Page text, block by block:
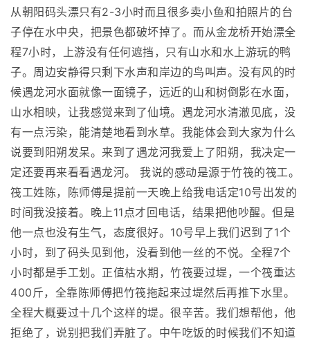
从朝阳码头漂只有2-3小时而且很多卖小鱼和拍照片的台
子停在水中央，把景色都破坏掉了。而从金龙桥开始漂全
程7小时，上游没有任何遮挡，只有山水和水上游玩的鸭
子。周边安静得只剩下水声和岸边的鸟叫声。没有风的时
候遇龙河水面就像一面镜子，远近的山和树倒影在水面，
山水相映，让我感觉来到了仙境。遇龙河水清澈见底，没
有一点污染，能清楚地看到水草。我能体会到大家为什么
说要到阳朔发呆。来到了遇龙河我爱上了阳朔，我决定一
定还要再来看看遇龙河。 我说的感动是源于竹筏的筏工。
筏工姓陈，陈师傅是提前一天晚上给我电话定10号出发的
时间我没接着。晚上11点才回电话，结果把他吵醒。但是
他一点也没有生气，态度很好。10号早上我们迟到了1个
小时，到了码头见到他，没看到他一丝的不悦。全程7个
小时都是手工划。正值枯水期，竹筏要过堤，一个筏重达
400斤，全靠陈师傅把竹筏拖起来过堤然后再推下水里。
全程大概要过十几个这样的堤。很辛苦。我们想帮他，他
拒绝了，说别把我们弄脏了。中午吃饭的时候我们不知道